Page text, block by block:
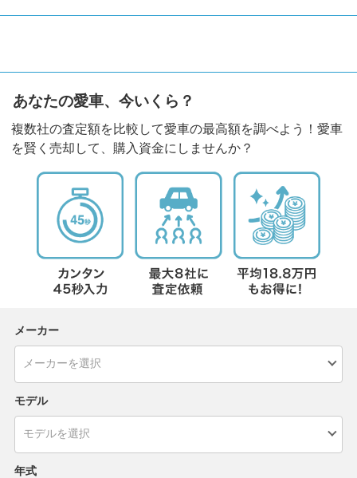
あなたの愛車、今いくら？
複数社の査定額を比較して愛車の最高額を調べよう！愛車
を賢く売却して、購入資金にしませんか？
メーカー
モデル
年式